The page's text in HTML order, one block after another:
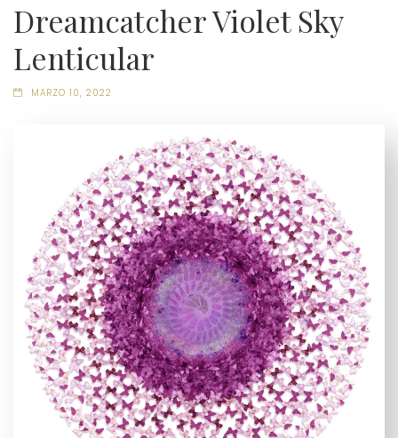
Dreamcatcher Violet Sky
Lenticular
MARZO 10, 2022